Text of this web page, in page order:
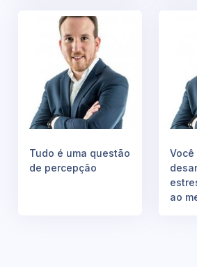
Tudo é uma questão
de percepção
ao